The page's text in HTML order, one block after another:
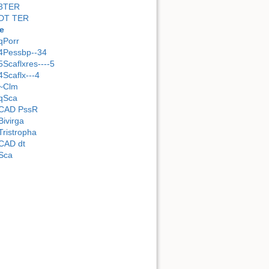
TER
34
5
4
PssR
dt